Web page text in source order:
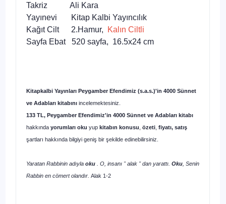
Takriz Ali Kara
Yayınevi Kitap Kalbi Yayıncılık
Kağıt Cilt 2.Hamur,
Kalın Ciltli
Sayfa Ebat 520 sayfa, 16.5x24 cm
Kitapkalbi Yayınları Peygamber Efendimiz (s.a.s.)'in 4000 Sünnet
ve Adabları kitabını incelemektesiniz.
133 TL, Peygamber Efendimiz'in 4000 Sünnet ve Adabları kitabı
hakkında yorumları oku yup kitabın konusu özeti fiyatı, satış
şartları hakkında bilgiyi geniş bir şekilde edinebilirsiniz.
Yaratan Rabbinin adıyla oku . O, insanı " alak " dan yarattı. Oku , Senin
Rabbin en cömert olandır. Alak 1-2